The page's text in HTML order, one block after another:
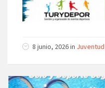
8 junio, 2026in